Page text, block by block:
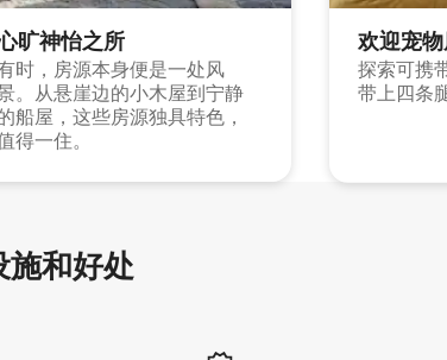
旷神怡之所
时，房源本身便是一处风
。从悬崖边的小木屋到宁静
船屋，这些房源独具特色，
得一住。
欢迎宠
探索可携
带上四条
施和好处